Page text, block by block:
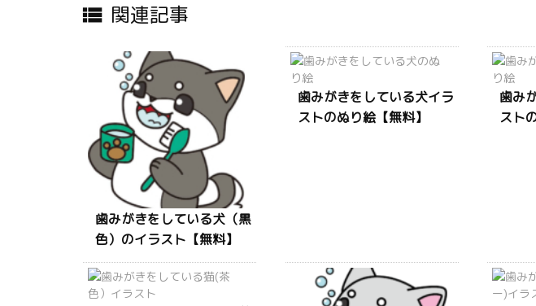
 関連記事
歯みがきをしている犬（黒
色）のイラスト【無料】
歯みがきをしている犬イラ
ストのぬり絵【無料】
歯み
スト